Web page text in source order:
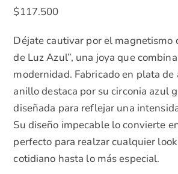
$117.500
Déjate cautivar por el magnetismo
de Luz Azul”, una joya que
modernidad. Fabricado en plata
anillo destaca por su circonia azul
diseñada para reflejar una
Su diseño impecable lo convierte
perfecto para realzar cualquier
cotidiano hasta lo más especial.